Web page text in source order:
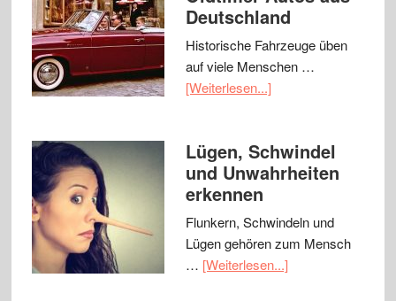
Deutschland
Historische Fahrzeuge üben
auf viele Menschen …
[Weiterlesen...]
Lügen, Schwindel
und Unwahrheiten
erkennen
Flunkern, Schwindeln und
Lügen gehören zum Mensch
… [Weiterlesen...]